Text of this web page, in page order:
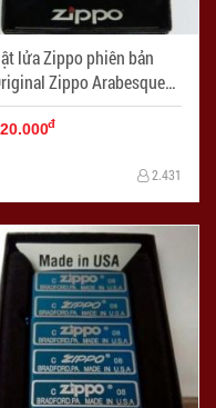
lửa Zippo phiên bản
Zippo Arabesque
Ver 1 - Mã SP: ZPC0592
đ
2.431